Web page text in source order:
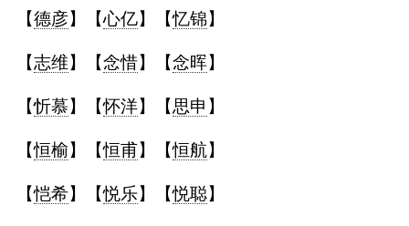
【德彦】【心亿】【忆锦】
【志维】【念惜】【念晖】
【忻慕】【怀洋】【思申 】
【恒榆】【恒甫】【恒航】
【恺希】【悦乐】【悦聪】